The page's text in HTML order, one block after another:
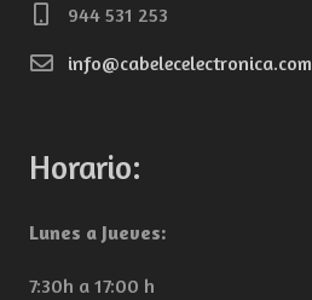
944 531 253
info@cabelecelectronica.com
Horario:
Lunes a Jueves:
7:30h a 17:00 h